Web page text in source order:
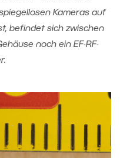
Kameras auf
befindet sich zwischen
noch ein EF-RF-